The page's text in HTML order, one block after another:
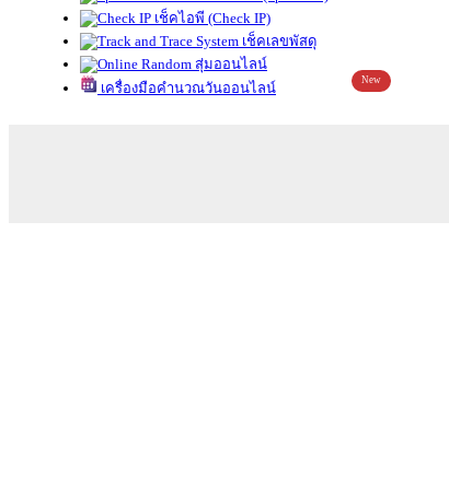
เช็คไอพี (Check IP)
เช็คเลขพัสดุ
สุ่มออนไลน์
เครื่องมือคำนวณวันออนไลน์
New